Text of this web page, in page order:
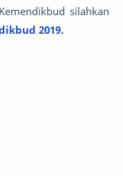
silahkan
2019.